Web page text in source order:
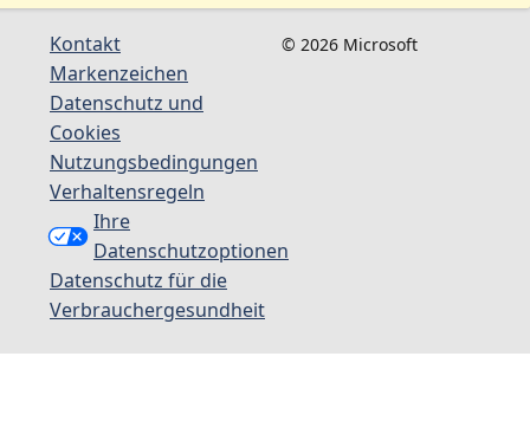
Kontakt
Markenzeichen
Datenschutz und
Cookies
Nutzungsbedingungen
Verhaltensregeln
Ihre
Datenschutzoptionen
Datenschutz für die
Verbrauchergesundheit
© 2026 Microsoft